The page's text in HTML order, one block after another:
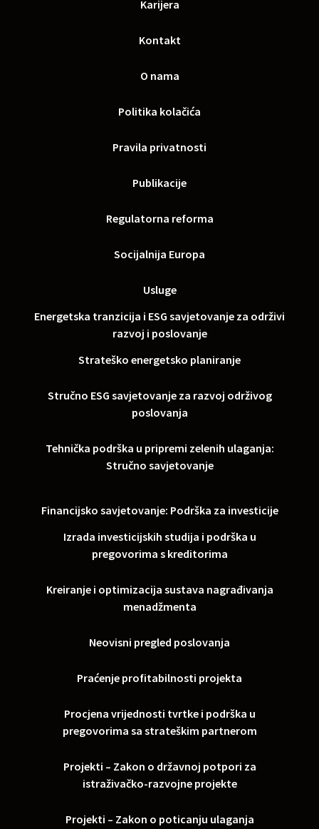
Karijera
Kontakt
O nama
Politika kolačića
Pravila privatnosti
Publikacije
Regulatorna reforma
Socijalnija Europa
Usluge
Energetska tranzicija i ESG savjetovanje za održivi
razvoj i poslovanje
Strateško energetsko planiranje
Stručno ESG savjetovanje za razvoj održivog
poslovanja
Tehnička podrška u pripremi zelenih ulaganja:
Stručno savjetovanje
Financijsko savjetovanje: Podrška za investicije
Izrada investicijskih studija i podrška u
pregovorima s kreditorima
Kreiranje i optimizacija sustava nagrađivanja
menadžmenta
Neovisni pregled poslovanja
Praćenje profitabilnosti projekta
Procjena vrijednosti tvrtke i podrška u
pregovorima sa strateškim partnerom
Projekti – Zakon o državnoj potpori za
istraživačko-razvojne projekte
Projekti – Zakon o poticanju ulaganja